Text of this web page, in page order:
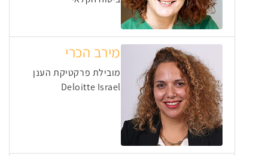
מירב הכרי
מובילת פרקטיקת הענן
Deloitte Israel